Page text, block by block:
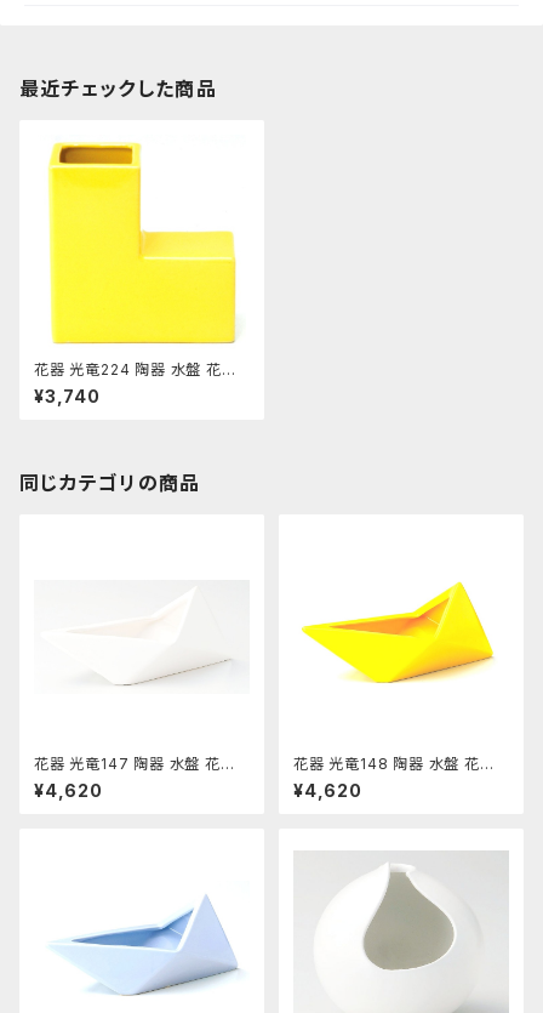
最近チェックした商品
花器 光竜224 陶器 水盤 花瓶
コンポーネント フラワーベース
¥3,740
同じカテゴリの商品
花器 光竜147 陶器 水盤 花瓶
コンポーネント フラワーベース
¥4,620
花器 光竜148 陶器 水盤 花瓶
コンポーネント フラワーベース
¥4,620